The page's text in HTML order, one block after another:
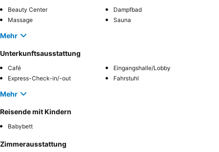
Beauty Center
Dampfbad
Massage
Sauna
Mehr
Unterkunftsausstattung
Café
Eingangshalle/Lobby
Express-Check-in/-out
Fahrstuhl
Mehr
Reisende mit Kindern
Babybett
Zimmerausstattung